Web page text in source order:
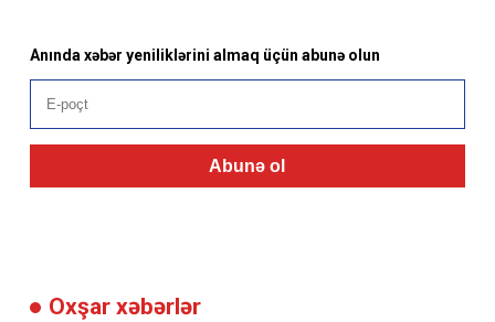
Anında xəbər yeniliklərini almaq üçün abunə olun
Abunə ol
Oxşar xəbərlər